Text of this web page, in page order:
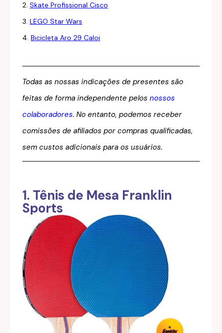
2. Skate Profissional Cisco
3. LEGO Star Wars
4. Bicicleta Aro 29 Caloi
Todas as nossas indicações de presentes são
feitas de forma independente pelos nossos
colaboradores. No entanto, podemos receber
comissões de afiliados por compras qualificadas,
sem custos adicionais para os usuários.
1. Tênis de Mesa Franklin
Sports